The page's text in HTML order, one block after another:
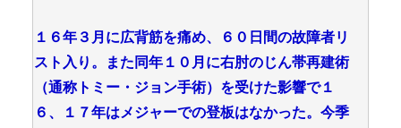
１６年３月に広背筋を痛め、６０日間の故障者リ
スト入り。また同年１０月に右肘のじん帯再建術
（通称トミー・ジョン手術）を受けた影響で１
６、１７年はメジャーでの登板はなかった。今季